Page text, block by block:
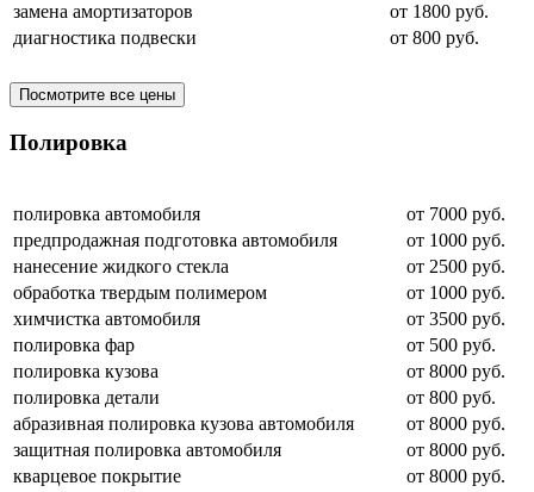
замена амортизаторов
от 1800 руб.
диагностика подвески
от 800 руб.
Посмотрите все цены
Полировка
полировка автомобиля
от 7000 руб.
предпродажная подготовка автомобиля
от 1000 руб.
нанесение жидкого стекла
от 2500 руб.
обработка твердым полимером
от 1000 руб.
химчистка автомобиля
от 3500 руб.
полировка фар
от 500 руб.
полировка кузова
от 8000 руб.
полировка детали
от 800 руб.
абразивная полировка кузова автомобиля
от 8000 руб.
защитная полировка автомобиля
от 8000 руб.
кварцевое покрытие
от 8000 руб.